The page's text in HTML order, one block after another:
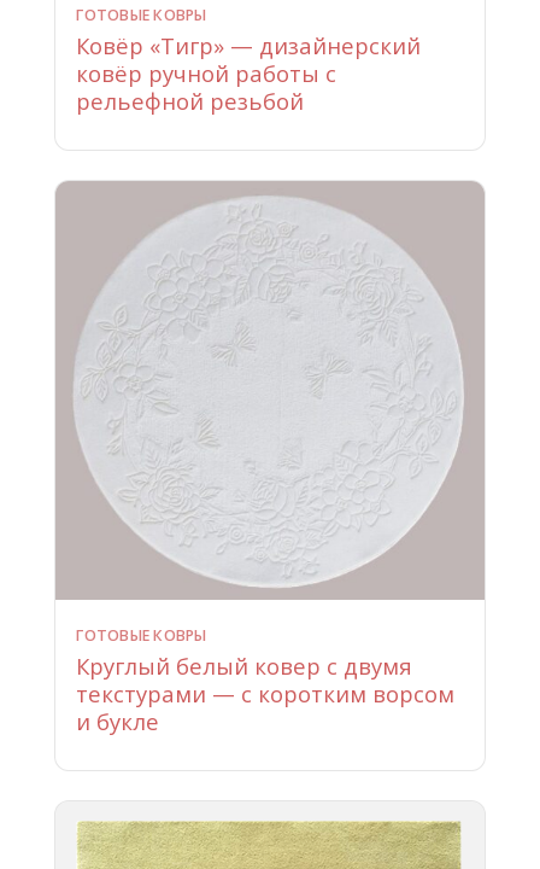
ГОТОВЫЕ КОВРЫ
Ковёр «Тигр» — дизайнерский
ковёр ручной работы с
рельефной резьбой
ГОТОВЫЕ КОВРЫ
Круглый белый ковер с двумя
текстурами — с коротким ворсом
и букле